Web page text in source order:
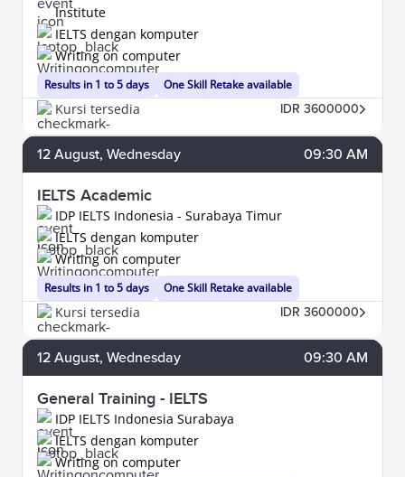
Institute
Results in 1 to 5 days
IELTS dengan komputer
Writing on computer
One Skill Retake available
Kursi tersedia IDR 3600000
12 August, Wednesday 09:30 AM
IELTS Academic
IDP IELTS Indonesia - Surabaya Timur
Results in 1 to 5 days
IELTS dengan komputer
Writing on computer
One Skill Retake available
Kursi tersedia IDR 3600000
12 August, Wednesday 09:30 AM
General Training - IELTS
IDP IELTS Indonesia Surabaya
IELTS dengan komputer
Writing on computer